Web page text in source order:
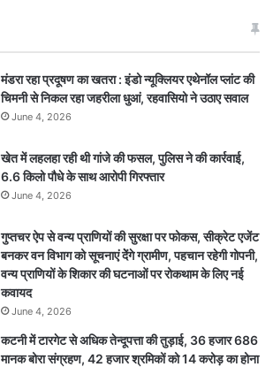
मंडरा रहा प्रदूषण का खतरा : इंडो न्यूक्लियर एथेनॉल प्लांट की
चिमनी से निकल रहा जहरीला धुआं, रहवासियो ने उठाए सवाल
June 4, 2026
खेत में लहलहा रही थी गांजे की फसल, पुलिस ने की कार्रवाई,
6.6 किलो पौधे के साथ आरोपी गिरफ्तार
June 4, 2026
गुप्तचर ऐप से वन्य प्राणियों की सुरक्षा पर फोकस, सीक्रेट एजेंट
बनकर वन विभाग को सूचनाएं देेंगे ग्रामीण, पहचान रहेगी गोपनी,
वन्य प्राणियों के शिकार की घटनाओं पर रोकथाम के लिए नई
कवायद
June 4, 2026
कटनी में टारगेट से अधिक तेन्दूपत्ता की तुड़ाई, 36 हजार 686
मानक बोरा संग्रहण, 42 हजार श्रमिकों को 14 करोड़ का होना